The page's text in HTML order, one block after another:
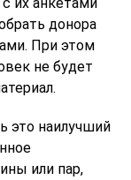
донора
При этом
не будет
это наилучший
или пар,